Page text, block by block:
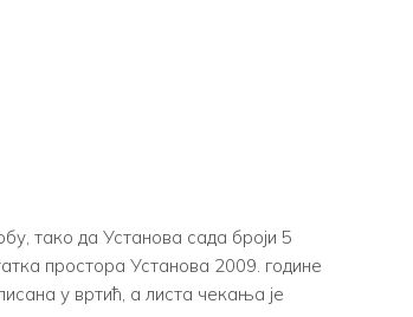
тако да Установа сада броји 5
простора Установа 2009. године
у вртић, а листа чекања је